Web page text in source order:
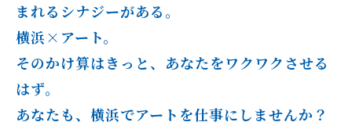
まれるシナジーがある。
横浜×アート。
そのかけ算はきっと、あなたをワクワクさせる
はず。
あなたも、横浜でアートを仕事にしませんか？